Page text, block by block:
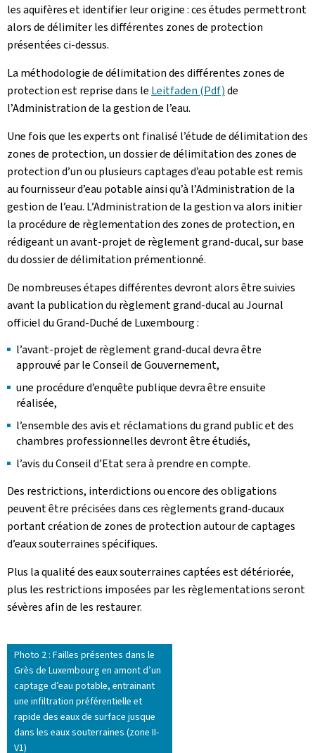
les aquifères et identifier leur origine : ces études permettront
alors de délimiter les différentes zones de protection
présentées ci-dessus.
La méthodologie de délimitation des différentes zones de
protection est reprise dans le Leitfaden (Pdf)de
l’Administration de la gestion de l’eau.
Une fois que les experts ont finalisé l’étude de délimitation des
zones de protection, un dossier de délimitation des zones de
protection d’un ou plusieurs captages d’eau potable est remis
au fournisseur d’eau potable ainsi qu’à l’Administration de la
gestion de l’eau. L’Administration de la gestion va alors initier
la procédure de règlementation des zones de protection, en
rédigeant un avant-projet de règlement grand-ducal, sur base
du dossier de délimitation prémentionné.
De nombreuses étapes différentes devront alors être suivies
avant la publication du règlement grand-ducal au Journal
officiel du Grand-Duché de Luxembourg :
l’avant-projet de règlement grand-ducal devra être
approuvé par le Conseil de Gouvernement,
une procédure d’enquête publique devra être ensuite
réalisée,
l’ensemble des avis et réclamations du grand public et des
chambres professionnelles devront être étudiés,
l’avis du Conseil d’Etat sera à prendre en compte.
Des restrictions, interdictions ou encore des obligations
peuvent être précisées dans ces règlements grand-ducaux
portant création de zones de protection autour de captages
d’eaux souterraines spécifiques.
Plus la qualité des eaux souterraines captées est détériorée,
plus les restrictions imposées par les règlementations seront
sévères afin de les restaurer.
Photo 2 : Failles présentes dans le
Grès de Luxembourg en amont d’un
captage d’eau potable, entrainant
une infiltration préférentielle et
rapide des eaux de surface jusque
dans les eaux souterraines (zone II-
V1)